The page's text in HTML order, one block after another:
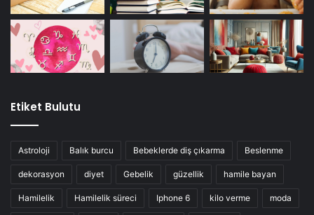
Etiket Bulutu
Astroloji Balık burcu Bebeklerde diş çıkarma Beslenme
dekorasyon diyet Gebelik güzellik hamile bayan
Hamilelik Hamilelik süreci Iphone 6 kilo verme moda